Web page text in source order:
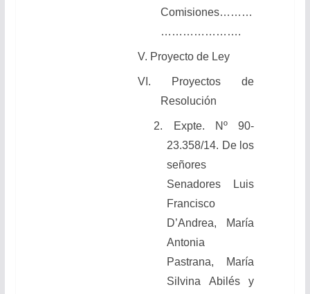
Comisiones………
………………….
V. Proyecto de Ley
VI. Proyectos de
Resolución
2. Expte. Nº 90-
23.358/14. De los
señores
Senadores Luis
Francisco
D’Andrea, María
Antonia
Pastrana, María
Silvina Abilés y